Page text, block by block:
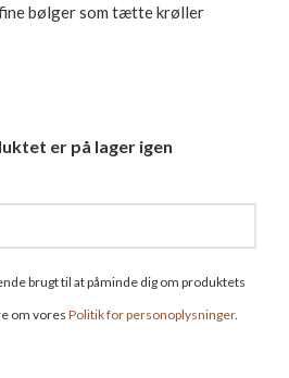
bølger som tætte krøller
er på lager igen
brugt til at påminde dig om produktets
om vores Politik for personoplysninger.